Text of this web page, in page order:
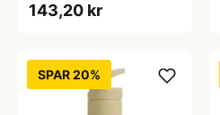
143,20 kr
SPAR 20%